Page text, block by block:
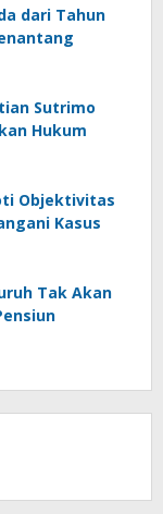
dari Tahun
Sutrimo
Hukum
Objektivitas
Kasus
Tak Akan